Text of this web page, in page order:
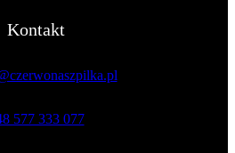
Kontakt
577 333 077